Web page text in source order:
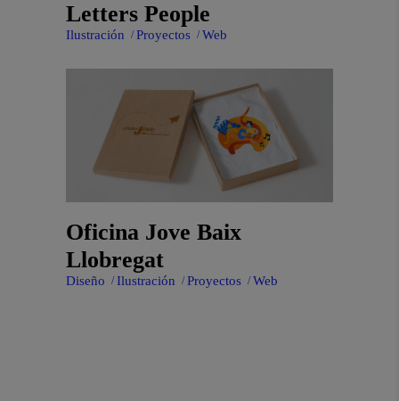
Letters People
Ilustración Proyectos Web
Oficina Jove Baix
Llobregat
Diseño Ilustración Proyectos Web